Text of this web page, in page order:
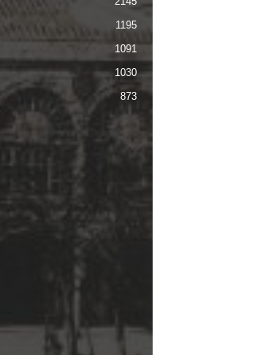
1195
1091
1030
873